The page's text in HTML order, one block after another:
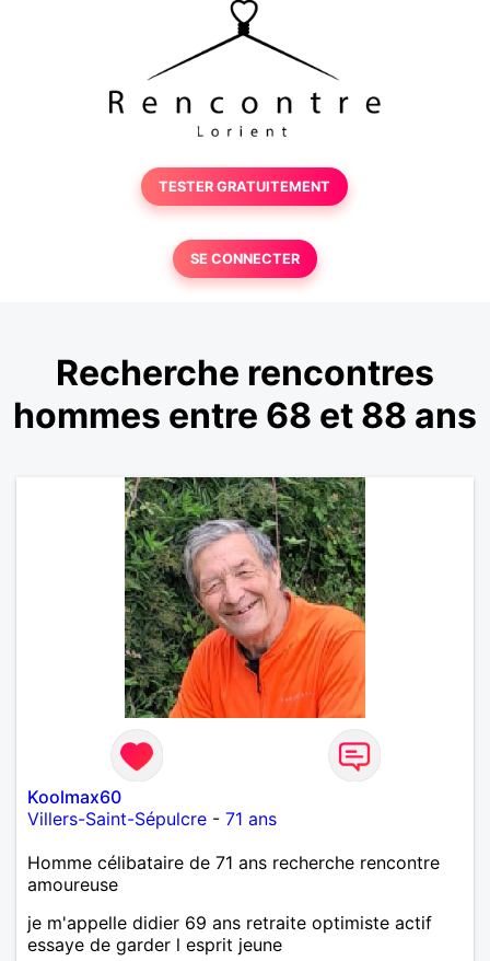
TESTER GRATUITEMENT
SE CONNECTER
Recherche rencontres
hommes entre 68 et 88 ans
Koolmax60
Villers-Saint-Sépulcre - 71 ans
Homme célibataire de 71 ans recherche rencontre
amoureuse
je m'appelle didier 69 ans retraite optimiste actif
essaye de garder l esprit jeune